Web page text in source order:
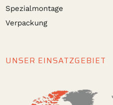
Spezialmontage
Verpackung
UNSER EINSATZGEBIET